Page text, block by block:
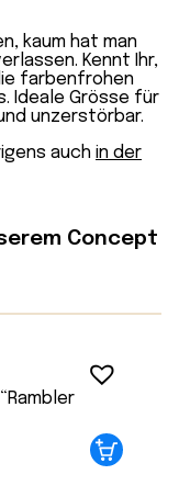
kaum hat man
Kennt Ihr,
farbenfrohen
Ideale Grösse für
unzerstörbar.
auch in der
Concept